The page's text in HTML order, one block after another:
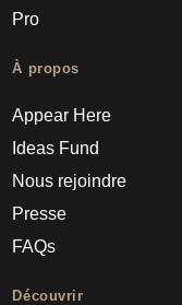
Pro
À propos
Appear Here
Ideas Fund
Nous rejoindre
Presse
FAQs
Découvrir